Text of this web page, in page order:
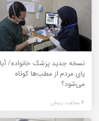
نسخه جدید پزشک خانواده/ آیا
پای مردم از مطب‌ها‌ کوتاه
می‌شود؟
4 ساعت پیش